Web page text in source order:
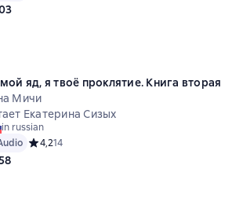
яд, я твоё проклятие. Книга вторая
Мичи
Екатерина Сизых
in russian
Средний рейтинг 4,2 на основе 14 оценок
4,214